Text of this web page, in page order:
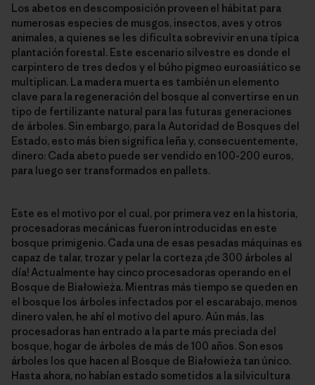
Los abetos en descomposición proveen el hábitat para
numerosas especies de musgos, insectos, aves y otros
animales, a quienes se les dificulta sobrevivir en una típica
plantación forestal. Este escenario silvestre es donde el
carpintero de tres dedos y el búho pigmeo euroasiático se
multiplican. La madera muerta es también un elemento
clave para la regeneración del bosque al convertirse en un
tipo de fertilizante natural para las futuras generaciones
de árboles. Sin embargo, para la Autoridad de Bosques del
Estado, esto más bien significa leña y, consecuentemente,
dinero: Cada abeto puede ser vendido en 100-200 euros,
para luego ser transformados en pallets.
Este es el motivo por el cual, por primera vez en la historia,
procesadoras mecánicas fueron introducidas en este
bosque primigenio. Cada una de esas pesadas máquinas es
capaz de talar, trozar y pelar la corteza ¡de 300 árboles al
día! Actualmente hay cinco procesadoras operando en el
Bosque de Białowieża. Mientras más tiempo se queden en
el bosque los árboles infectados por el escarabajo, menos
dinero valen, he ahí el motivo del apuro. Aún más, las
procesadoras han entrado a la parte más preciada del
bosque, hogar de árboles de más de 100 años. Son esos
árboles los que hacen al Bosque de Białowieża tan único.
Hasta ahora, no habían estado sometidos a la silvicultura